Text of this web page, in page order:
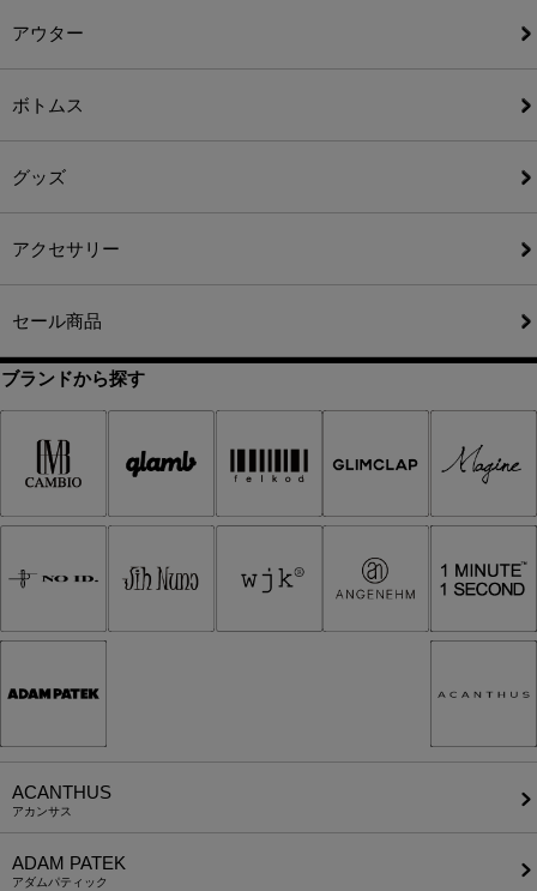
アウター
ボトムス
グッズ
アクセサリー
セール商品
ブランドから探す
ACANTHUS
アカンサス
ADAM PATEK
アダムパティック